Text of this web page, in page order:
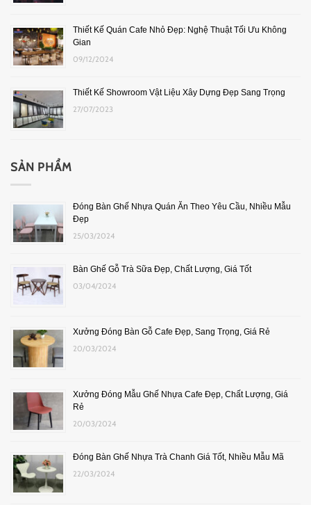
Thiết Kế Quán Cafe Nhỏ Đẹp: Nghệ Thuật Tối Ưu Không
Gian
09/12/2024
Thiết Kế Showroom Vật Liệu Xây Dựng Đẹp Sang Trọng
27/07/2023
SẢN PHẨM
Đóng Bàn Ghế Nhựa Quán Ăn Theo Yêu Cầu, Nhiều Mẫu
Đẹp
25/03/2024
Bàn Ghế Gỗ Trà Sữa Đẹp, Chất Lượng, Giá Tốt
03/04/2024
Xưởng Đóng Bàn Gỗ Cafe Đẹp, Sang Trọng, Giá Rẻ
20/03/2024
Xưởng Đóng Mẫu Ghế Nhựa Cafe Đẹp, Chất Lượng, Giá
Rẻ
20/03/2024
Đóng Bàn Ghế Nhựa Trà Chanh Giá Tốt, Nhiều Mẫu Mã
22/03/2024